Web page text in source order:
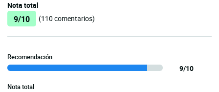
Nota total
9/10 (110 comentarios)
Recomendación
9/10
Nota total